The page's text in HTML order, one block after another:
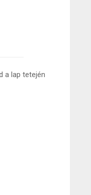
a lap tetején